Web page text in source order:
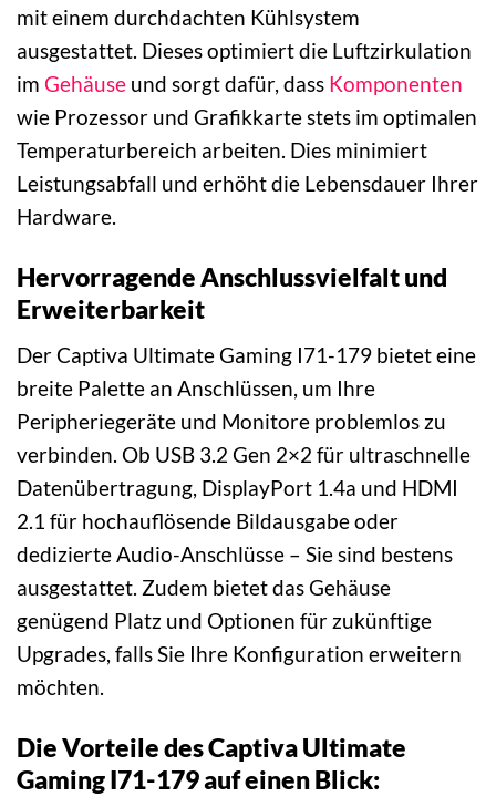
mit einem durchdachten Kühlsystem
ausgestattet. Dieses optimiert die Luftzirkulation
im Gehäuse und sorgt dafür, dass Komponenten
wie Prozessor und Grafikkarte stets im optimalen
Temperaturbereich arbeiten. Dies minimiert
Leistungsabfall und erhöht die Lebensdauer Ihrer
Hardware.
Hervorragende Anschlussvielfalt und
Erweiterbarkeit
Der Captiva Ultimate Gaming I71-179 bietet eine
breite Palette an Anschlüssen, um Ihre
Peripheriegeräte und Monitore problemlos zu
verbinden. Ob USB 3.2 Gen 2×2 für ultraschnelle
Datenübertragung, DisplayPort 1.4a und HDMI
2.1 für hochauflösende Bildausgabe oder
dedizierte Audio-Anschlüsse – Sie sind bestens
ausgestattet. Zudem bietet das Gehäuse
genügend Platz und Optionen für zukünftige
Upgrades, falls Sie Ihre Konfiguration erweitern
möchten.
Die Vorteile des Captiva Ultimate
Gaming I71-179 auf einen Blick: